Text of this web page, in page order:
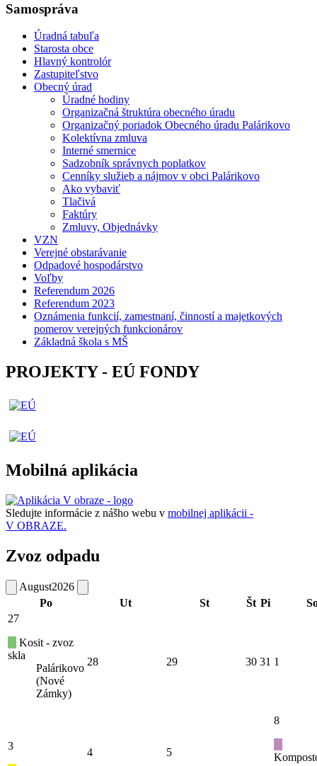
Samospráva
Úradná tabuľa
Starosta obce
Hlavný kontrolór
Zastupiteľstvo
Obecný úrad
Úradné hodiny
Organizačná štruktúra obecného úradu
Organizačný poriadok Obecného úradu Palárikovo
Kolektívna zmluva
Interné smernice
Sadzobník správnych poplatkov
Cenníky služieb a nájmov v obci Palárikovo
Ako vybaviť
Tlačivá
Faktúry
Zmluvy, Objednávky
VZN
Verejné obstarávanie
Odpadové hospodárstvo
Voľby
Referendum 2026
Referendum 2023
Oznámenia funkcií, zamestnaní, činností a majetkových
pomerov verejných funkcionárov
Základná škola s MŠ
PROJEKTY - EÚ FONDY
Mobilná aplikácia
Sledujte informácie z nášho webu v mobilnej aplikácii -
V OBRAZE.
Zvoz odpadu
August2026
Po
Ut St Št Pi
27
Kosit - zvoz
skla
Palárikovo
(Nové
Zámky)
28 29 30 31 1
3
4 5
8